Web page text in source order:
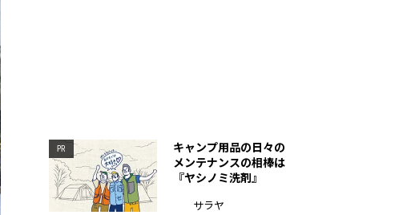
PR
キャンプ用品の日々の
メンテナンスの相棒は
『ヤシノミ洗剤』
サラヤ